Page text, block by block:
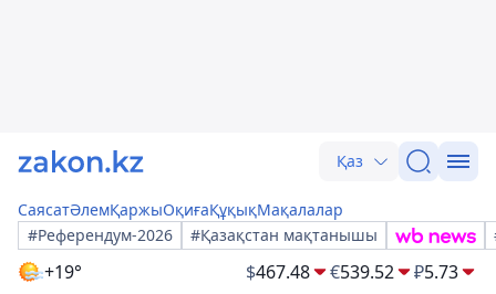
Қаз
СаясатӘлемҚаржыОқиғаҚұқықМақалалар
#Референдум-2026
#Қазақстан мақтанышы
+19° $467.48 €539.52 ₽5.73